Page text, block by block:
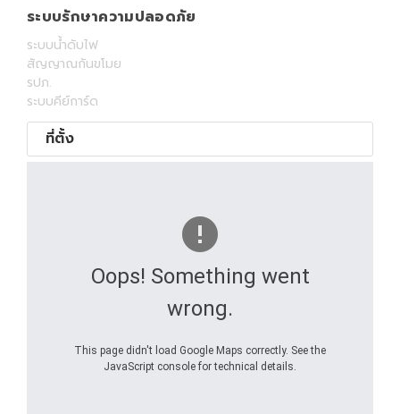
ระบบรักษาความปลอดภัย
ระบบน้ำดับไฟ
สัญญาณกันขโมย
รปภ.
ระบบคีย์การ์ด
ที่ตั้ง
Oops! Something went
wrong.
This page didn't load Google Maps correctly. See the
JavaScript console for technical details.